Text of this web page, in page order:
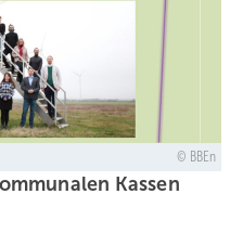
BBEn
Kassen